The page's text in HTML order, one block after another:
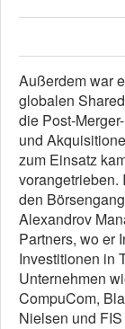
Außerdem war
globalen
die Post-
und
zum Einsatz
vorangetrieben.
den
Alexandrov
Partners, wo er
Investitionen in
Unternehmen
CompuCom,
Nielsen und